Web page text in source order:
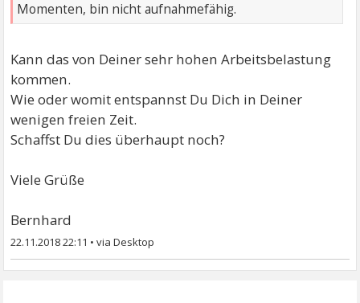
Momenten, bin nicht aufnahmefähig.
Kann das von Deiner sehr hohen Arbeitsbelastung
kommen.
Wie oder womit entspannst Du Dich in Deiner
wenigen freien Zeit.
Schaffst Du dies überhaupt noch?
Viele Grüße
Bernhard
22.11.2018 22:11 •